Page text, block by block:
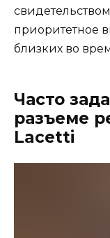
приоритетное
близких во
Часто
разъеме
Lacetti